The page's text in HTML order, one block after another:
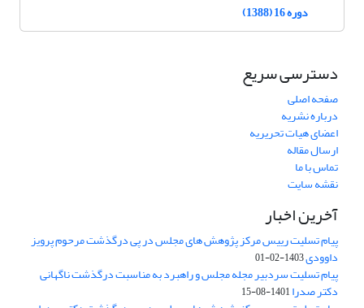
دوره 16 (1388)
دسترسی سریع
صفحه اصلی
درباره نشریه
اعضای هیات تحریریه
ارسال مقاله
تماس با ما
نقشه سایت
آخرین اخبار
پیام تسلیت رییس مرکز پژوهش های مجلس در پی درگذشت مرحوم پرویز
داوودی1403-02-01
پیام تسلیت سردبیر مجله مجلس و راهبرد به مناسبت درگذشت ناگهانی
دکتر صدرا1401-08-15